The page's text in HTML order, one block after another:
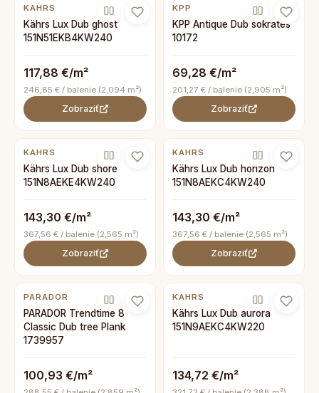
KAHRS
Kährs Lux Dub ghost
151N51EKB4KW240
117,88 €/m²
246,85 € / balenie (2,094 m²)
Zobraziť
KPP
KPP Antique Dub sokrates
10172
69,28 €/m²
201,27 € / balenie (2,905 m²)
Zobraziť
KAHRS
Kährs Lux Dub shore
151N8AEKE4KW240
143,30 €/m²
367,56 € / balenie (2,565 m²)
Zobraziť
KAHRS
Kährs Lux Dub horizon
151N8AEKC4KW240
143,30 €/m²
367,56 € / balenie (2,565 m²)
Zobraziť
PARADOR
PARADOR Trendtime 8
Classic Dub tree Plank
1739957
100,93 €/m²
KAHRS
Kährs Lux Dub aurora
151N9AEKC4KW220
134,72 €/m²